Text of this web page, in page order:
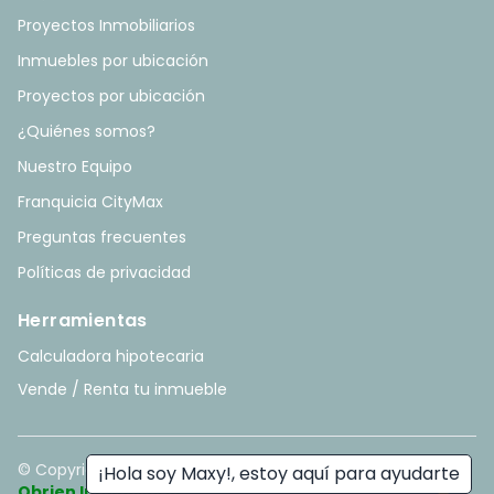
¡Hola soy Maxy!, estoy aquí para ayudarte
Proyectos Inmobiliarios
Inmuebles por ubicación
Proyectos por ubicación
¿Quiénes somos?
Nuestro Equipo
Franquicia CityMax
Preguntas frecuentes
Políticas de privacidad
Herramientas
Calculadora hipotecaria
Vende / Renta tu inmueble
© Copyright2026. All rights reserved. - Hecho con ❤️ por